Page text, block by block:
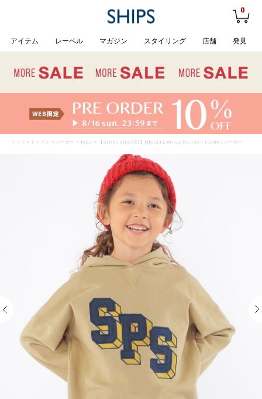
0
アイテム レーベル マガジン スタイリング 店舗 発見
トップ > トップス > パーカー > KIDS > 【SHIPS KIDS別注】RUSSELL ATHLETIC:100～130cm / パーカー